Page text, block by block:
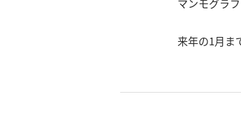
マンモグラ
来年の1月ま